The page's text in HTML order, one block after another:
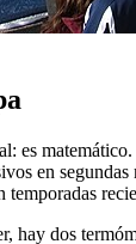
en
hay dos